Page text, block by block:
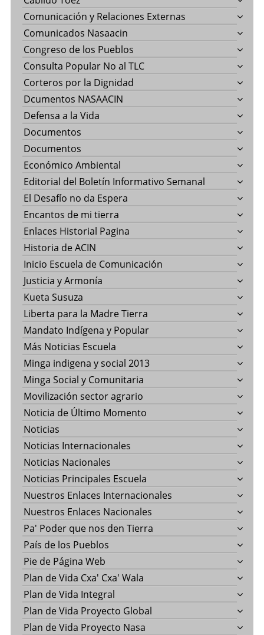
Comunicación y Relaciones Externas
Comunicados Nasaacin
Congreso de los Pueblos
Consulta Popular No al TLC
Corteros por la Dignidad
Dcumentos NASAACIN
Defensa a la Vida
Documentos
Documentos
Económico Ambiental
Editorial del Boletín Informativo Semanal
El Desafío no da Espera
Encantos de mi tierra
Enlaces Historial Pagina
Historia de ACIN
Inicio Escuela de Comunicación
Justicia y Armonía
Kueta Susuza
Liberta para la Madre Tierra
Mandato Indígena y Popular
Más Noticias Escuela
Minga indigena y social 2013
Minga Social y Comunitaria
Movilización sector agrario
Noticia de Último Momento
Noticias
Noticias Internacionales
Noticias Nacionales
Noticias Principales Escuela
Nuestros Enlaces Internacionales
Nuestros Enlaces Nacionales
Pa' Poder que nos den Tierra
País de los Pueblos
Pie de Página Web
Plan de Vida Cxa' Cxa' Wala
Plan de Vida Integral
Plan de Vida Proyecto Global
Plan de Vida Proyecto Nasa